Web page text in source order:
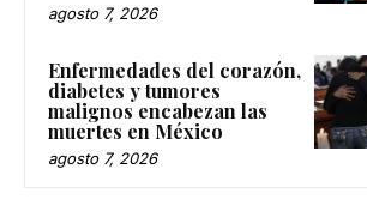
agosto 7, 2026
Enfermedades del corazón,
diabetes y tumores
malignos encabezan las
muertes en México
agosto 7, 2026